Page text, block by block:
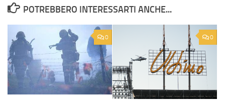
POTREBBERO INTERESSARTI ANCHE...
0 0